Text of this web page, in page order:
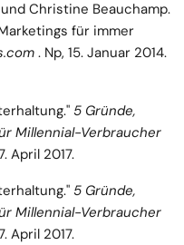
Christine Beauchamp.
für immer
. Np, 15. Januar 2014.
5 Gründe,
Millennial-Verbraucher
April 2017.
5 Gründe,
Millennial-Verbraucher
April 2017.